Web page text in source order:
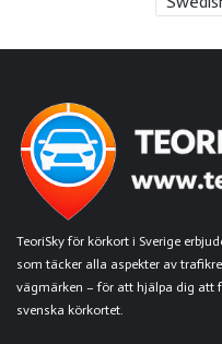
TeoriSky för körkort i Sverige
som täcker alla aspekter av
vägmärken – för att hjälpa dig att
svenska körkortet.